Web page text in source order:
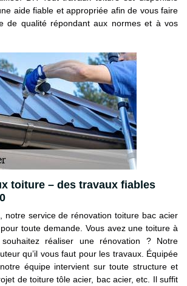
aide fiable et appropriée afin de vous faire
de qualité répondant aux normes et à vos
toiture – des travaux fiables
notre service de rénovation toiture bac acier
toute demande. Vous avez une toiture à
réaliser une rénovation ? Notre
qu’il vous faut pour les travaux. Équipée
équipe intervient sur toute structure et
de toiture tôle acier, bac acier, etc. Il suffit